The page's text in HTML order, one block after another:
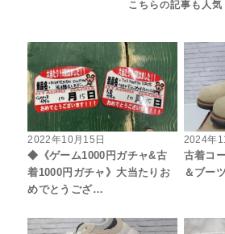
2022年10月15日
◆《ゲーム1000円ガチャ&古
着1000円ガチャ》大当たりお
めでとうござ…
2024年
古着コ
＆ブー